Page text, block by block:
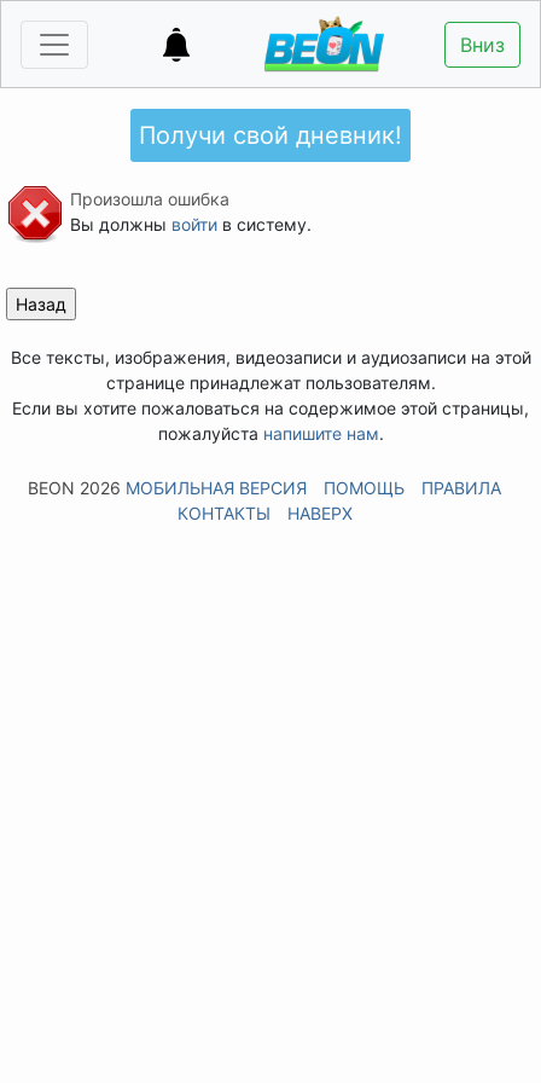
Вниз
Получи свой дневник!
Произошла ошибка
Вы должны войтив систему.
Все тексты, изображения, видеозаписи и аудиозаписи на этой
странице принадлежат пользователям.
Если вы хотите пожаловаться на содержимое этой страницы,
пожалуйста напишите нам.
BEON 2026 МОБИЛЬНАЯ ВЕРСИЯ ПОМОЩЬ
ПРАВИЛА
КОНТАКТЫ
НАВЕРХ